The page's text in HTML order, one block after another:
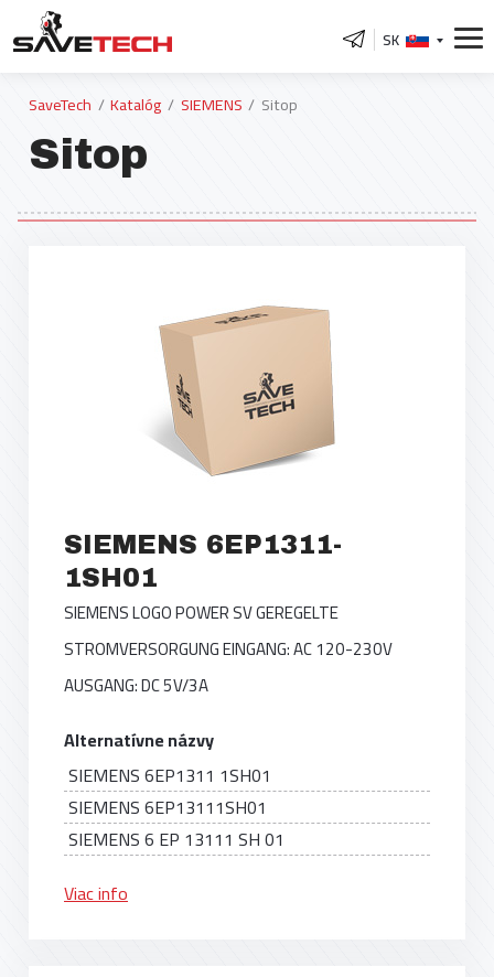
SK
SaveTech Katalóg SIEMENS Sitop
Sitop
SIEMENS 6EP1311-
1SH01
SIEMENS LOGO POWER SV GEREGELTE
STROMVERSORGUNG EINGANG: AC 120-230V
AUSGANG: DC 5V/3A
Alternatívne názvy
SIEMENS 6EP1311 1SH01
SIEMENS 6EP13111SH01
SIEMENS 6 EP 13111 SH 01
Viac info